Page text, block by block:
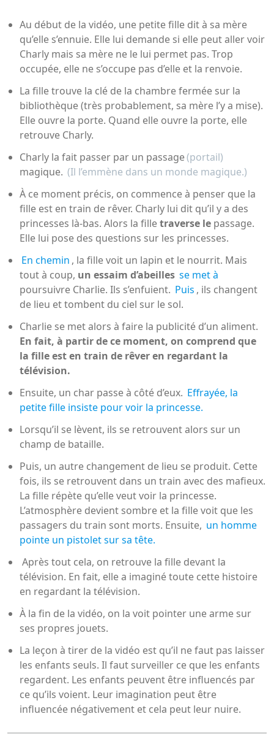
Au début de la vidéo, une petite fille dit à sa mère
qu’elle s’ennuie. Elle lui demande si elle peut aller voir
Charly mais sa mère ne le lui permet pas. Trop
occupée, elle ne s’occupe pas d’elle et la renvoie.
La fille trouve la clé de la chambre fermée sur la
bibliothèque (très probablement, sa mère l’y a mise).
Elle ouvre la porte. Quand elle ouvre la porte, elle
retrouve Charly.
Charly la fait passer par un passage(portail)
magique. (Il l’emmène dans un monde magique.)
À ce moment précis, on commence à penser que la
fille est en train de rêver. Charly lui dit qu’il y a des
princesses là-bas. Alors la filletraverse le passage.
Elle lui pose des questions sur les princesses.
En chemin , la fille voit un lapin et le nourrit. Mais
tout à coup, un essaim d’abeilles se met à
poursuivre Charlie. Ils s’enfuient. Puis , ils changent
de lieu et tombent du ciel sur le sol.
Charlie se met alors à faire la publicité d’un aliment.
En fait, à partir de ce moment, on comprend que
la fille est en train de rêver en regardant la
télévision.
Ensuite, un char passe à côté d’eux. Effrayée, la
petite fille insiste pour voir la princesse.
Lorsqu’il se lèvent, ils se retrouvent alors sur un
champ de bataille.
Puis, un autre changement de lieu se produit. Cette
fois, ils se retrouvent dans un train avec des mafieux.
La fille répète qu’elle veut voir la princesse.
L’atmosphère devient sombre et la fille voit que les
passagers du train sont morts. Ensuite, un homme
pointe un pistolet sur sa tête.
Après tout cela, on retrouve la fille devant la
télévision. En fait, elle a imaginé toute cette histoire
en regardant la télévision.
À la fin de la vidéo, on la voit pointer une arme sur
ses propres jouets.
La leçon à tirer de la vidéo est qu’il ne faut pas laisser
les enfants seuls. Il faut surveiller ce que les enfants
regardent. Les enfants peuvent être influencés par
ce qu’ils voient. Leur imagination peut être
influencée négativement et cela peut leur nuire.